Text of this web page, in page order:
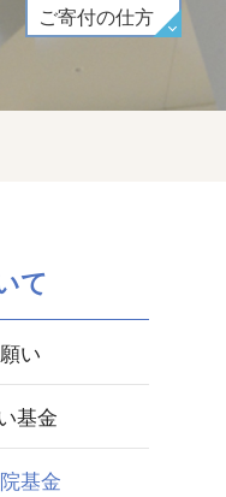
ご寄付の仕方
て
い
基金
基金